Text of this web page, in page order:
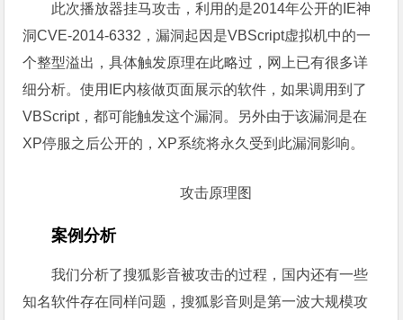
此次播放器挂马攻击，利用的是2014年公开的IE神
洞CVE-2014-6332，漏洞起因是VBScript虚拟机中的一
个整型溢出，具体触发原理在此略过，网上已有很多详
细分析。使用IE内核做页面展示的软件，如果调用到了
VBScript，都可能触发这个漏洞。另外由于该漏洞是在
XP停服之后公开的，XP系统将永久受到此漏洞影响。
攻击原理图
案例分析
我们分析了搜狐影音被攻击的过程，国内还有一些
知名软件存在同样问题，搜狐影音则是第一波大规模攻